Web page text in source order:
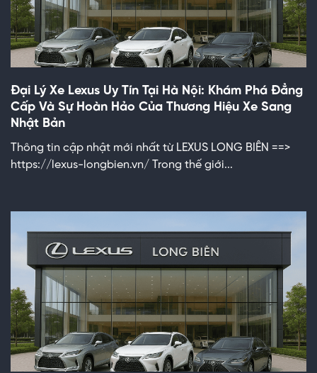
Đại Lý Xe Lexus Uy Tín Tại Hà Nội: Khám Phá Đẳng
Cấp Và Sự Hoàn Hảo Của Thương Hiệu Xe Sang
Nhật Bản
Thông tin cập nhật mới nhất từ LEXUS LONG BIÊN ==>
https://lexus-longbien.vn/ Trong thế giới...